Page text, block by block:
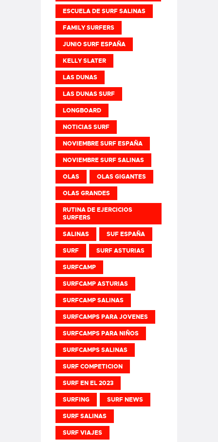
ESCUELA DE SURF SALINAS
FAMILY SURFERS
JUNIO SURF ESPAÑA
KELLY SLATER
LAS DUNAS
LAS DUNAS SURF
LONGBOARD
NOTICIAS SURF
NOVIEMBRE SURF ESPAÑA
NOVIEMBRE SURF SALINAS
OLAS OLAS GIGANTES
OLAS GRANDES
RUTINA DE EJERCICIOS
SURFERS
SALINAS SUF ESPAÑA
SURF SURF ASTURIAS
SURFCAMP
SURFCAMP ASTURIAS
SURFCAMP SALINAS
SURFCAMPS PARA JOVENES
SURFCAMPS PARA NIÑOS
SURFCAMPS SALINAS
SURF COMPETICION
SURF EN EL 2023
SURFING SURF NEWS
SURF SALINAS
SURF VIAJES